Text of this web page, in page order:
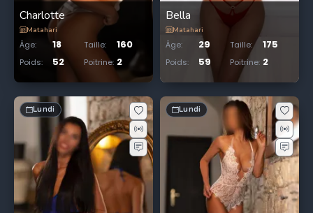
Charlotte
Matahari
Âge: 18 Taille: 160
Poids: 52 Poitrine: 2
Bella
Matahari
Âge: 29 Taille: 175
Poids: 59 Poitrine: 2
Lundi Lundi